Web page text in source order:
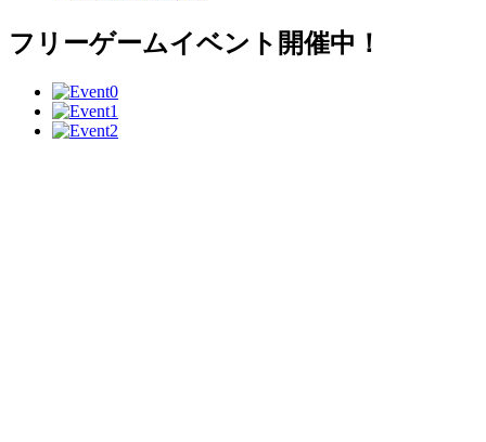
フリーゲームイベント開催中！